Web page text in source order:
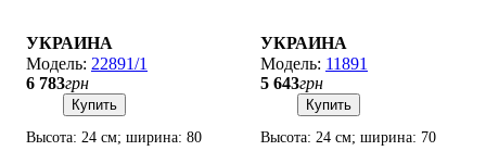
УКРАИНА
22891/1
6 783грн
Купить
Высота: 24 см; ширина: 80
УКРАИНА
11891
5 643грн
Купить
Высота: 24 см; ширина: 70